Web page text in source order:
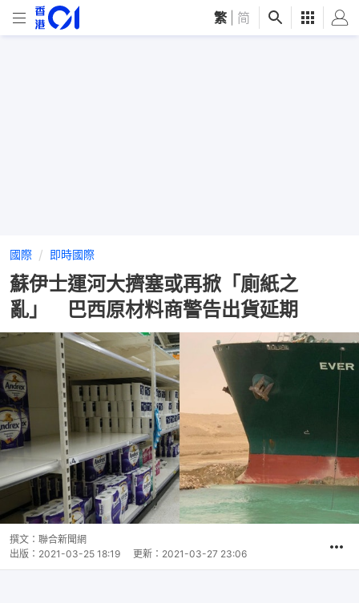
繁 简
國際 即時國際
蘇伊士運河大擠塞或再掀「廁紙之
亂」 巴西原材料商警告出貨延期
撰文： 聯合新聞網
出版： 2021-03-25 18:19 更新： 2021-03-27 23:06